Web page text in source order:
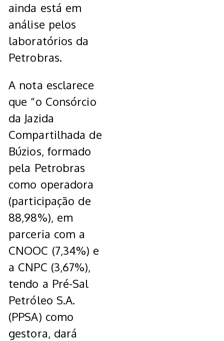
ainda está em
análise pelos
laboratórios da
Petrobras.
A nota esclarece
que “o Consórcio
da Jazida
Compartilhada de
Búzios, formado
pela Petrobras
como operadora
(participação de
88,98%), em
parceria com a
CNOOC (7,34%) e
a CNPC (3,67%),
tendo a Pré-Sal
Petróleo S.A.
(PPSA) como
gestora, dará